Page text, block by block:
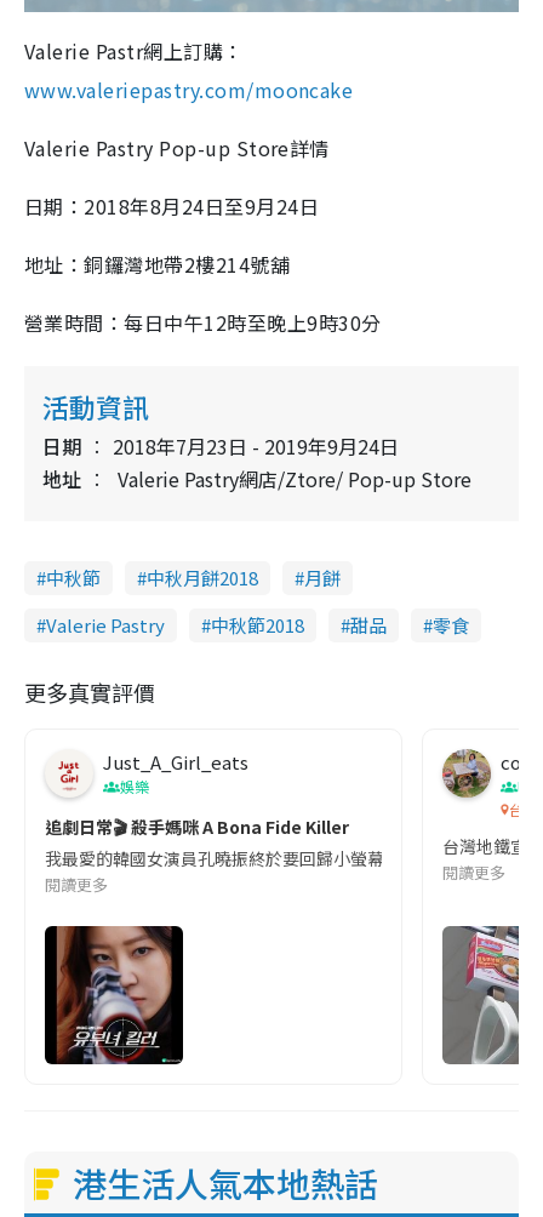
Valerie Pastr網上訂購：
www.valeriepastry.com/mooncake
Valerie Pastry Pop-up Store詳情
日期：2018年8月24日至9月24日
地址：銅鑼灣地帶2樓214號舖
營業時間：每日中午12時至晚上9時30分
活動資訊
日期
2018年7月23日 - 2019年9月24日
地址
Valerie Pastry網店/Ztore/ Pop-up Store
中秋節 中秋月餅2018
月餅
Valerie Pastry
中秋節2018 甜品 零食
更多真實評價
Just_A_Girl_eats
娛樂
追劇日常🎬 殺手媽咪 A Bona Fide Killer
我最愛的韓國女演員孔曉振終於要回歸小螢幕啦!這次的劇本改編
閱讀更多
co
吹
台灣
台灣地鐵宣
閱讀更多
港生活人氣本地熱話